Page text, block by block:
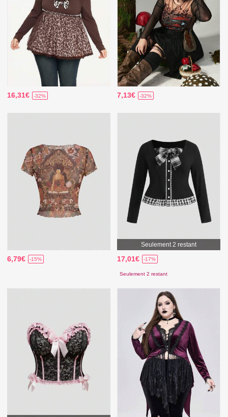
16,31€ -32% 7,13€ -32%
6,79€ -15%
Seulement 2 restant
17,01€ -17%
Seulement 2 restant